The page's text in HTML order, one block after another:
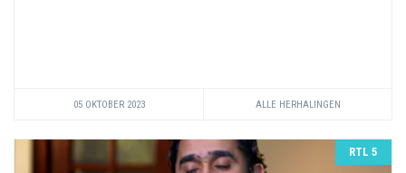
05 OKTOBER 2023 ALLE HERHALINGEN
RTL 5